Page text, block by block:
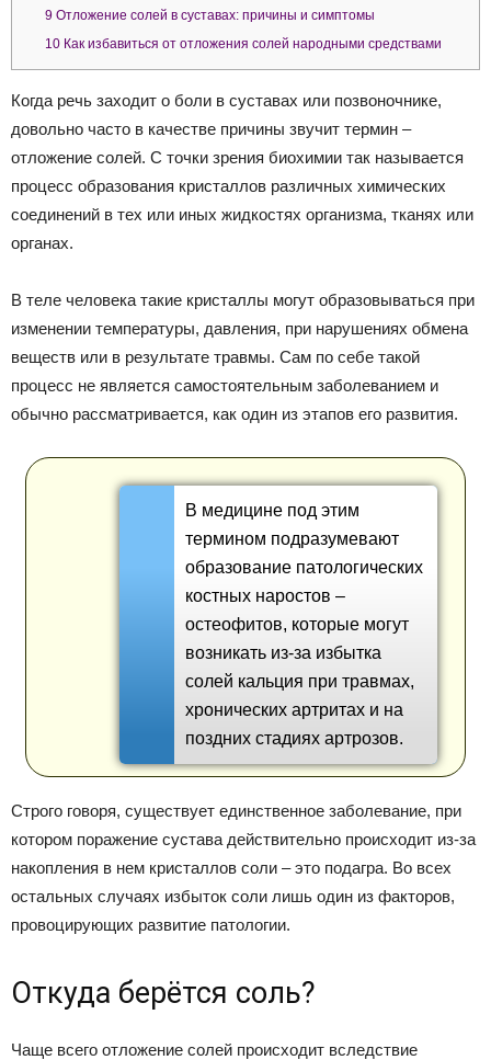
9 Отложение солей в суставах: причины и симптомы
10 Как избавиться от отложения солей народными средствами
Когда речь заходит о боли в суставах или позвоночнике,
довольно часто в качестве причины звучит термин –
отложение солей. С точки зрения биохимии так называется
процесс образования кристаллов различных химических
соединений в тех или иных жидкостях организма, тканях или
органах.
В теле человека такие кристаллы могут образовываться при
изменении температуры, давления, при нарушениях обмена
веществ или в результате травмы. Сам по себе такой
процесс не является самостоятельным заболеванием и
обычно рассматривается, как один из этапов его развития.
В медицине под этим
термином подразумевают
образование патологических
костных наростов –
остеофитов, которые могут
возникать из-за избытка
солей кальция при травмах,
хронических артритах и на
поздних стадиях артрозов.
Строго говоря, существует единственное заболевание, при
котором поражение сустава действительно происходит из-за
накопления в нем кристаллов соли – это подагра. Во всех
остальных случаях избыток соли лишь один из факторов,
провоцирующих развитие патологии.
Откуда берётся соль?
Чаще всего отложение солей происходит вследствие